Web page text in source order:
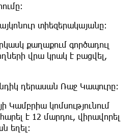
տիեզերակայանը։
քաղաքում գործադուլ
վրա կրակ է բացվել,
դերասան Ռաջ Կապուրը։
Կամբրիա կոմսությունում
է 12 մարդու, վիրավորել
եղել։